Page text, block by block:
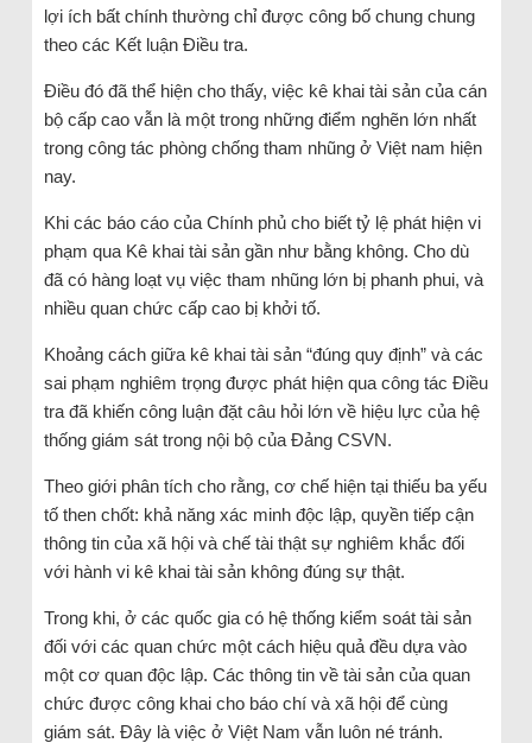
lợi ích bất chính thường chỉ được công bố chung chung
theo các Kết luận Điều tra.
Điều đó đã thể hiện cho thấy, việc kê khai tài sản của cán
bộ cấp cao vẫn là một trong những điểm nghẽn lớn nhất
trong công tác phòng chống tham nhũng ở Việt nam hiện
nay.
Khi các báo cáo của Chính phủ cho biết tỷ lệ phát hiện vi
phạm qua Kê khai tài sản gần như bằng không. Cho dù
đã có hàng loạt vụ việc tham nhũng lớn bị phanh phui, và
nhiều quan chức cấp cao bị khởi tố.
Khoảng cách giữa kê khai tài sản “đúng quy định” và các
sai phạm nghiêm trọng được phát hiện qua công tác Điều
tra đã khiến công luận đặt câu hỏi lớn về hiệu lực của hệ
thống giám sát trong nội bộ của Đảng CSVN.
Theo giới phân tích cho rằng, cơ chế hiện tại thiếu ba yếu
tố then chốt: khả năng xác minh độc lập, quyền tiếp cận
thông tin của xã hội và chế tài thật sự nghiêm khắc đối
với hành vi kê khai tài sản không đúng sự thật.
Trong khi, ở các quốc gia có hệ thống kiểm soát tài sản
đối với các quan chức một cách hiệu quả đều dựa vào
một cơ quan độc lập. Các thông tin về tài sản của quan
chức được công khai cho báo chí và xã hội để cùng
giám sát. Đây là việc ở Việt Nam vẫn luôn né tránh.